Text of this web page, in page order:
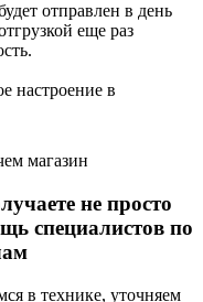
отправлен в день
еще раз
настроение в
магазин
не просто
специалистов по
в технике, уточняем